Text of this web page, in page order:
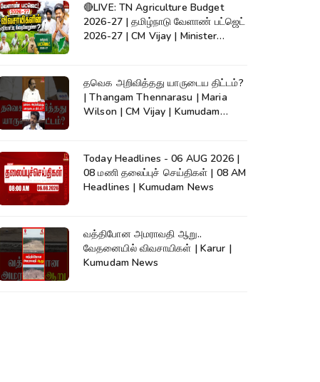
🔴LIVE: TN Agriculture Budget
2026-27 | தமிழ்நாடு வேளாண் பட்ஜெட்
2026-27 | CM Vijay | Minister
தவெக அறிவித்தது யாருடைய திட்டம்?
| Thangam Thennarasu | Maria
Wilson | CM Vijay | Kumudam
Today Headlines - 06 AUG 2026 |
08 மணி தலைப்புச் செய்திகள் | 08 AM
Headlines | Kumudam News
வத்திபோன அமராவதி ஆறு..
வேதனையில் விவசாயிகள் | Karur |
Kumudam News